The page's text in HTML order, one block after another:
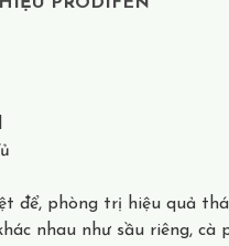
để, phòng trị hiệu quả
nhau như sầu riêng, cà